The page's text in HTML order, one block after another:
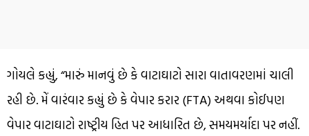
ગોયલે કહ્યું, “મારું માનવું છે કે વાટાઘાટો સારા વાતાવરણમાં ચાલી
રહી છે. મેં વારંવાર કહ્યું છે કે વેપાર કરાર (FTA) અથવા કોઈપણ
વેપાર વાટાઘાટો રાષ્ટ્રીય હિત પર આધારિત છે, સમયમર્યાદા પર નહીં.